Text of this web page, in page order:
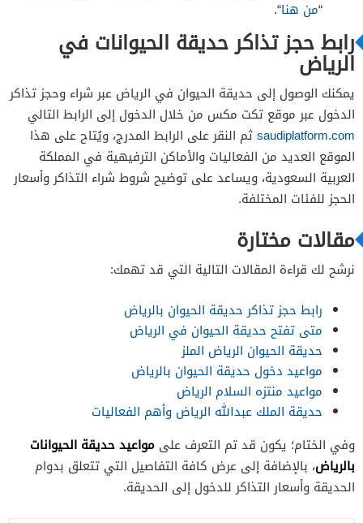
“من هنا“.
رابط حجز تذاكر حديقة الحيوانات في
الرياض
يمكنك الوصول إلى حديقة الحيوان في الرياض عبر شراء وحجز تذاكر
الدخول عبر موقع تكت مكس من خلال الدخول إلى الرابط التالي
saudiplatform.comثم النقر على الرابط المدرج، ويُتاح على هذا
الموقع العديد من الفعاليات والأماكن الترفيهية في المملكة
العربية السعودية، ويساعد على توضيح شروط شراء التذاكر وأسعار
الحجز للفئات المختلفة.
مقالات مختارة
نرشح لك قراءة المقالات التالية التي قد تهمك:
رابط حجز تذاكر حديقة الحيوان بالرياض
متى تفتح حديقة الحيوان في الرياض
حديقة الحيوان الرياض الملز
مواعيد دخول حديقة الحيوان بالرياض
مواعيد منتزه السلام الرياض
حديقة الملك عبدالله الرياض وأهم الفعاليات
وفي الختام؛ يكون قد تم التعرف على مواعيد حديقة الحيوانات
بالرياض، بالإضافة إلى عرض كافة التفاصيل التي تتعلق بدوام
الحديقة وأسعار التذاكر للدخول إلى الحديقة.